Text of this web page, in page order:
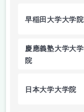
早稲田大学大学院
慶應義塾大学大学
院
日本大学大学院